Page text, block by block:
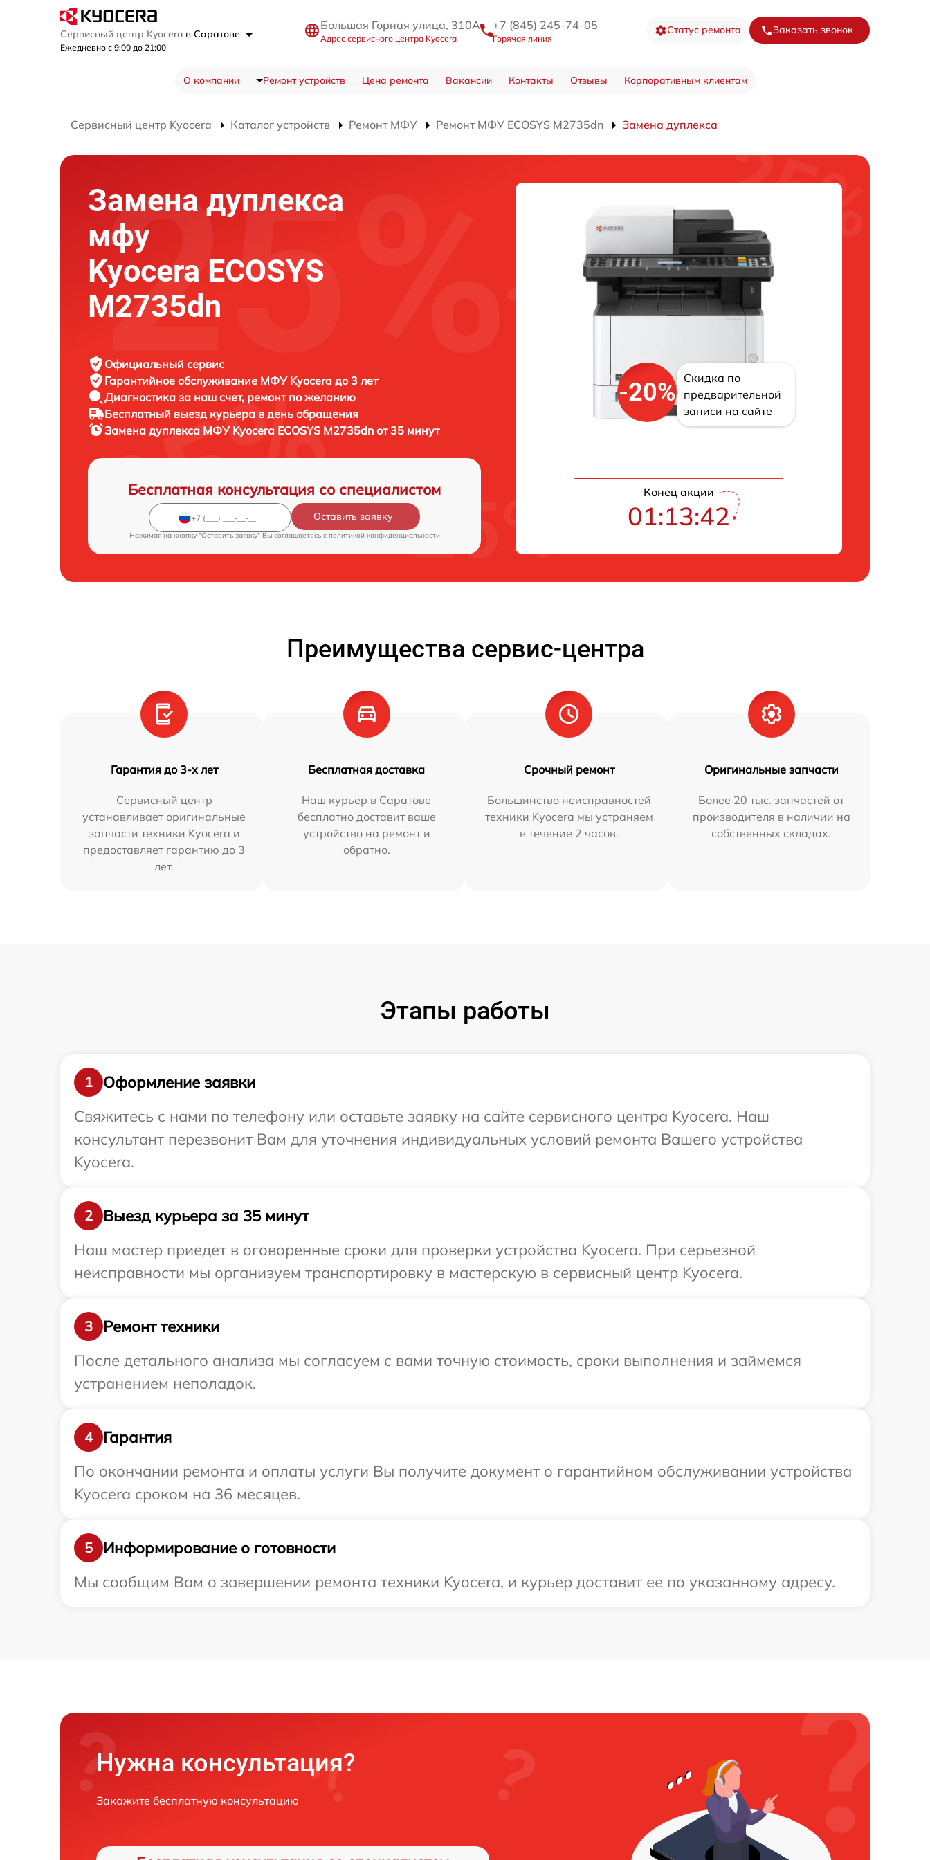
Сервисный центр Kyocera в Саратове
Ежедневно с 9:00 до 21:00
Большая Горная улица, 310А
Адрес сервисного центра Kyocera
+7 (845) 245-74-05
Горячая линия
Статус ремонта Заказать звонок
О компании Ремонт устройств Цена ремонта Вакансии Контакты Отзывы Корпоративным клиентам
Сервисный центр Kyocera Каталог устройств Ремонт МФУ Ремонт МФУ ECOSYS M2735dn Замена дуплекса
Замена дуплекса
мфу
Kyocera ECOSYS
M2735dn
Официальный сервис
Гарантийное обслуживание МФУ Kyocera до 3 лет
Диагностика за наш счет, ремонт по желанию
Бесплатный выезд курьера в день обращения
Замена дуплекса МФУ Kyocera ECOSYS M2735dn от 35 минут
Бесплатная консультация со специалистом
Оставить заявку
Нажимая на кнопку "Оставить заявку" Вы соглашаетесь c политикой конфиденциальности
-20%
Скидка по
предварительной
записи на сайте
Конец акции
01:13:41
Преимущества сервис-центра
Гарантия до 3-х лет
Сервисный центр
устанавливает оригинальные
запчасти техники Kyocera и
предоставляет гарантию до 3
лет.
Бесплатная доставка
Наш курьер в Саратове
бесплатно доставит ваше
устройство на ремонт и
обратно.
Срочный ремонт
Большинство неисправностей
техники Kyocera мы устраняем
в течение 2 часов.
Оригинальные запчасти
Более 20 тыс. запчастей от
производителя в наличии на
собственных складах.
Этапы работы
1
Оформление заявки
Свяжитесь с нами по телефону или оставьте заявку на сайте сервисного центра Kyocera. Наш
консультант перезвонит Вам для уточнения индивидуальных условий ремонта Вашего устройства
Kyocera.
2
Выезд курьера за 35 минут
Наш мастер приедет в оговоренные сроки для проверки устройства Kyocera. При серьезной
неисправности мы организуем транспортировку в мастерскую в сервисный центр Kyocera.
3
Ремонт техники
После детального анализа мы согласуем с вами точную стоимость, сроки выполнения и займемся
устранением неполадок.
4
Гарантия
По окончании ремонта и оплаты услуги Вы получите документ о гарантийном обслуживании устройства
Kyocera сроком на 36 месяцев.
5
Информирование о готовности
Мы сообщим Вам о завершении ремонта техники Kyocera, и курьер доставит ее по указанному адресу.
Нужна консультация?
Закажите бесплатную консультацию